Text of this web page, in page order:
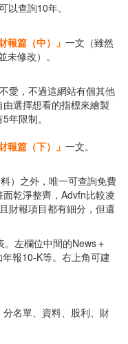
以查詢10年。
報篇（中）」 一文（雖然
修改）。
愛，不過這網站有個其他
選擇想看的指標來繪製
年限制。
報篇（下）」 一文。
）之外，唯一可查詢免費
乾淨整齊，Advfn比較凌
財報項目都有細分，但還
左欄位中間的News＋
報10-K等。右上角可建
名單、資料、股利、財